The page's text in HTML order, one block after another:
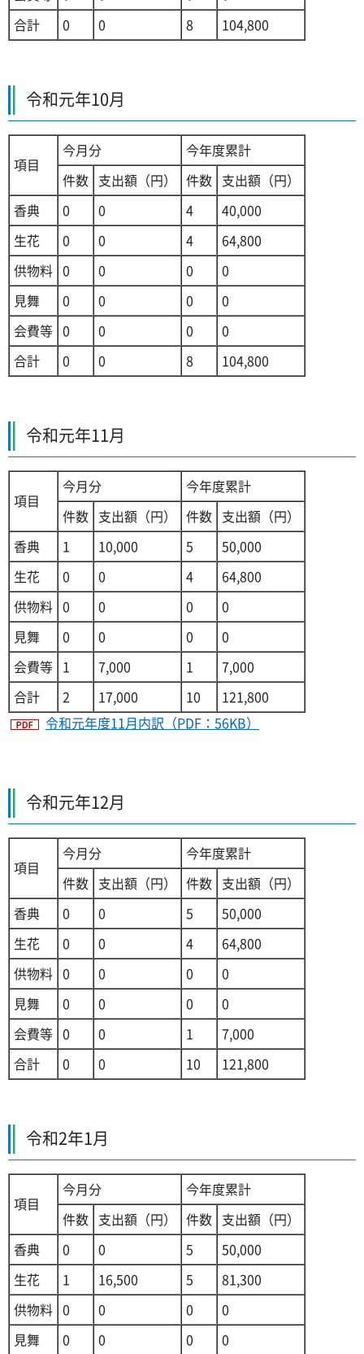
合計
0 0 8 104,800
令和元年10月
項目
今月分
今年度累計
件数 支出額（円） 件数 支出額（円）
香典
0 0 4
40,000
生花
0 0 4
64,800
供物料 0 0 0
0
見舞
0 0 0
0
会費等 0 0 0
0
合計
0 0 8 104,800
令和元年11月
項目
今月分
今年度累計
件数 支出額（円） 件数 支出額（円）
香典
1 10,000 5
50,000
生花
0 0 4
64,800
供物料 0 0 0
0
見舞
0 0 0
0
会費等 1 7,000 1
7,000
合計
2 17,000 10
121,800
令和元年度11月内訳（PDF：56KB）
令和元年12月
項目
今月分
今年度累計
件数 支出額（円） 件数 支出額（円）
香典
0 0 5
50,000
生花
0 0 4
64,800
供物料 0 0 0
0
見舞
0 0 0
0
会費等 0 0 1
7,000
合計
0 0 10 121,800
令和2年1月
項目
今月分
今年度累計
件数 支出額（円） 件数 支出額（円）
香典
0 0 5
50,000
生花
1 16,500 5
81,300
供物料 0 0 0
0
見舞
0 0 0
0